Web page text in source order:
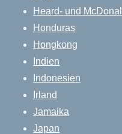
Heard- und
Honduras
Hongkong
Indien
Indonesien
Irland
Jamaika
Japan